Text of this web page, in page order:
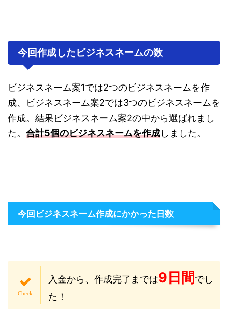
今回作成したビジネスネームの数
ビジネスネーム案1では2つのビジネスネームを作
成、ビジネスネーム案2では3つのビジネスネームを
作成。結果ビジネスネーム案2の中から選ばれまし
た。 合計5個のビジネスネームを作成しました。
今回ビジネスネーム作成にかかった日数
入金から、作成完了までは9日間 でし
た！